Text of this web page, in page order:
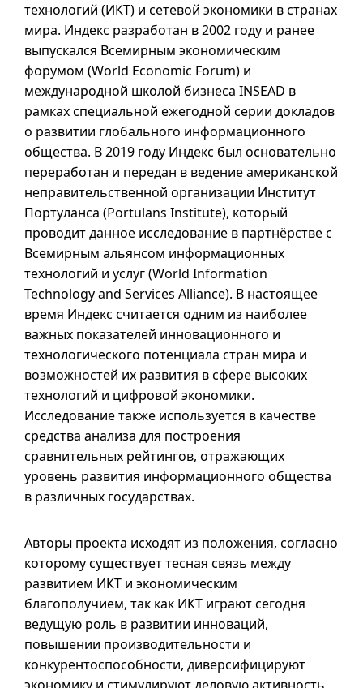
технологий (ИКТ) и сетевой экономики в странах
мира. Индекс разработан в 2002 году и ранее
выпускался Всемирным экономическим
форумом (World Economic Forum) и
международной школой бизнеса INSEAD в
рамках специальной ежегодной серии докладов
о развитии глобального информационного
общества. В 2019 году Индекс был основательно
переработан и передан в ведение американской
неправительственной организации Институт
Портуланса (Portulans Institute), который
проводит данное исследование в партнёрстве с
Всемирным альянсом информационных
технологий и услуг (World Information
Technology and Services Alliance). В настоящее
время Индекс считается одним из наиболее
важных показателей инновационного и
технологического потенциала стран мира и
возможностей их развития в сфере высоких
технологий и цифровой экономики.
Исследование также используется в качестве
средства анализа для построения
сравнительных рейтингов, отражающих
уровень развития информационного общества
в различных государствах.
Авторы проекта исходят из положения, согласно
которому существует тесная связь между
развитием ИКТ и экономическим
благополучием, так как ИКТ играют сегодня
ведущую роль в развитии инноваций,
повышении производительности и
конкурентоспособности, диверсифицируют